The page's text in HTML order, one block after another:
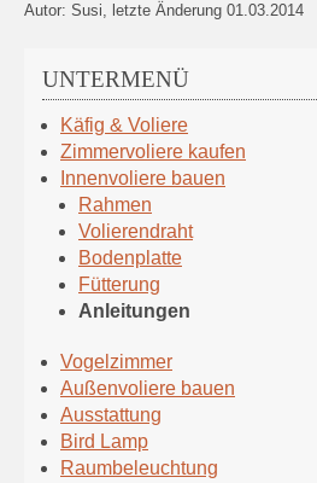
Autor: Susi, letzte Änderung 01.03.2014
UNTERMENÜ
Navigation
überspringen
Käfig & Voliere
Zimmervoliere kaufen
Innenvoliere bauen
Rahmen
Volierendraht
Bodenplatte
Fütterung
Anleitungen
Vogelzimmer
Außenvoliere bauen
Ausstattung
Bird Lamp
Raumbeleuchtung